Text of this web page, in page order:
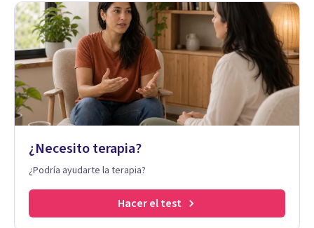
¿Necesito terapia?
¿Podría ayudarte la terapia?
Hacer el test